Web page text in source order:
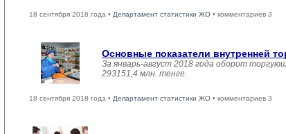
18 сентября 2018 года • Департамент статистики ЖО • комментариев 3
Основные показатели внутренней
За январь-август 2018 года оборот
293151,4 млн. тенге.
18 сентября 2018 года • Департамент статистики ЖО • комментариев 3